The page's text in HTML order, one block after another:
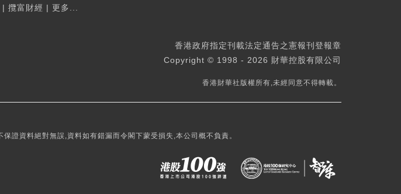
| 攬富財經 | 更多...
香港政府指定刊載法定通告之憲報刊登報章
Copyright © 1998 - 2026 財華控股有限公司
香港財華社版權所有,未經同意不得轉載。
證資料絕對無誤,資料如有錯漏而令閣下蒙受損失,本公司概不負責。